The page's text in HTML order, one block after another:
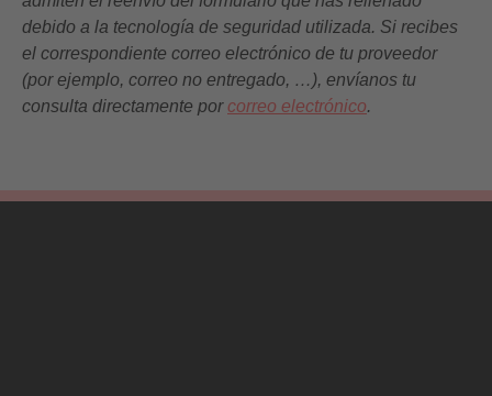
debido a la tecnología de seguridad utilizada. Si recibes
el correspondiente correo electrónico de tu proveedor
(por ejemplo, correo no entregado, …), envíanos tu
consulta directamente por correo electrónico.